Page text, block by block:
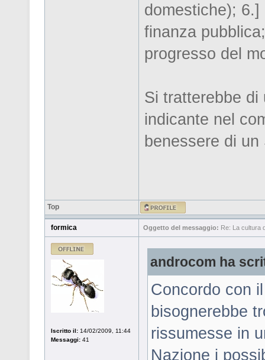
domestiche);
finanza
progresso del
Si tratterebbe
indicante nel
benessere di
Top
formica Oggetto del messaggio: Re: La cultura
Iscritto il: 14/02/2009, 11:44
Messaggi: 41
androcom ha
Concordo con
bisognerebbe
rissumesse in
Nazione i